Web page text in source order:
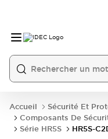
Accueil
Sécurité Et
Composants De
Série HR5S
HR5S-